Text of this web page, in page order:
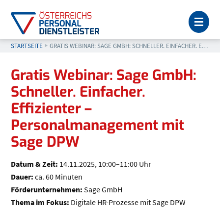
STARTSEITE AKTUELL: GRATIS WEBINAR: SAGE GMBH: SCHNELLER.
GRATIS WEBINAR: SAGE GMBH: SCHNELLER. EINFACHER. EFFIZIENTER – PERSONALMANAGEMENT MIT SAGE DPW
Gratis Webinar: Sage GmbH:
Schneller. Einfacher.
Effizienter –
Personalmanagement mit
Sage DPW
Datum & Zeit: 14.11.2025, 10:00–11:00 Uhr
Dauer: ca. 60 Minuten
Förderunternehmen: Sage GmbH
Thema im Fokus: Digitale HR-Prozesse mit Sage DPW